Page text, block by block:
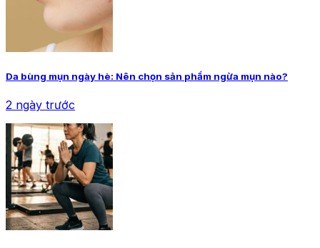
Da bùng mụn ngày hè: Nên chọn sản phẩm ngừa mụn nào?
2 ngày trước